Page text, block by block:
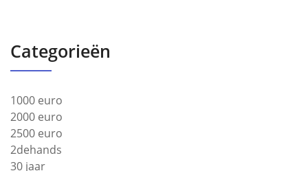
Categorieën
1000 euro
2000 euro
2500 euro
2dehands
30 jaar